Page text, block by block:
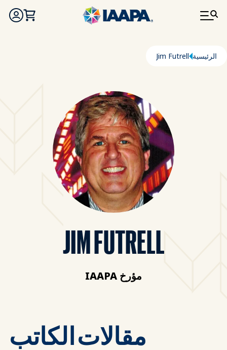
تجاوز إلى المحتوى الرئيسي
مسار التنقل
الرئيسية Jim Futrell
JIM FUTRELL
مؤرخ IAAPA
مقالات الكاتب